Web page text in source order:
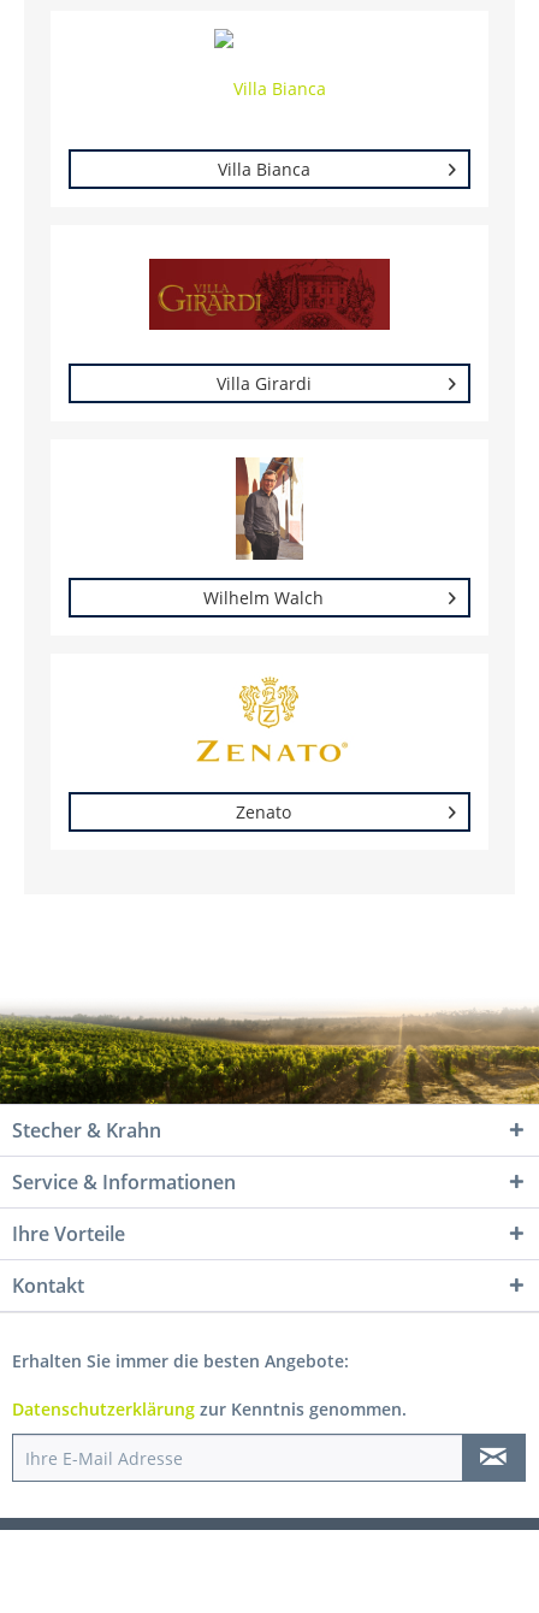
Villa Bianca
Villa Girardi
Wilhelm Walch
Zenato
Stecher & Krahn
Service & Informationen
Ihre Vorteile
Kontakt
Erhalten Sie immer die besten Angebote:
Datenschutzerklärung zur Kenntnis genommen.